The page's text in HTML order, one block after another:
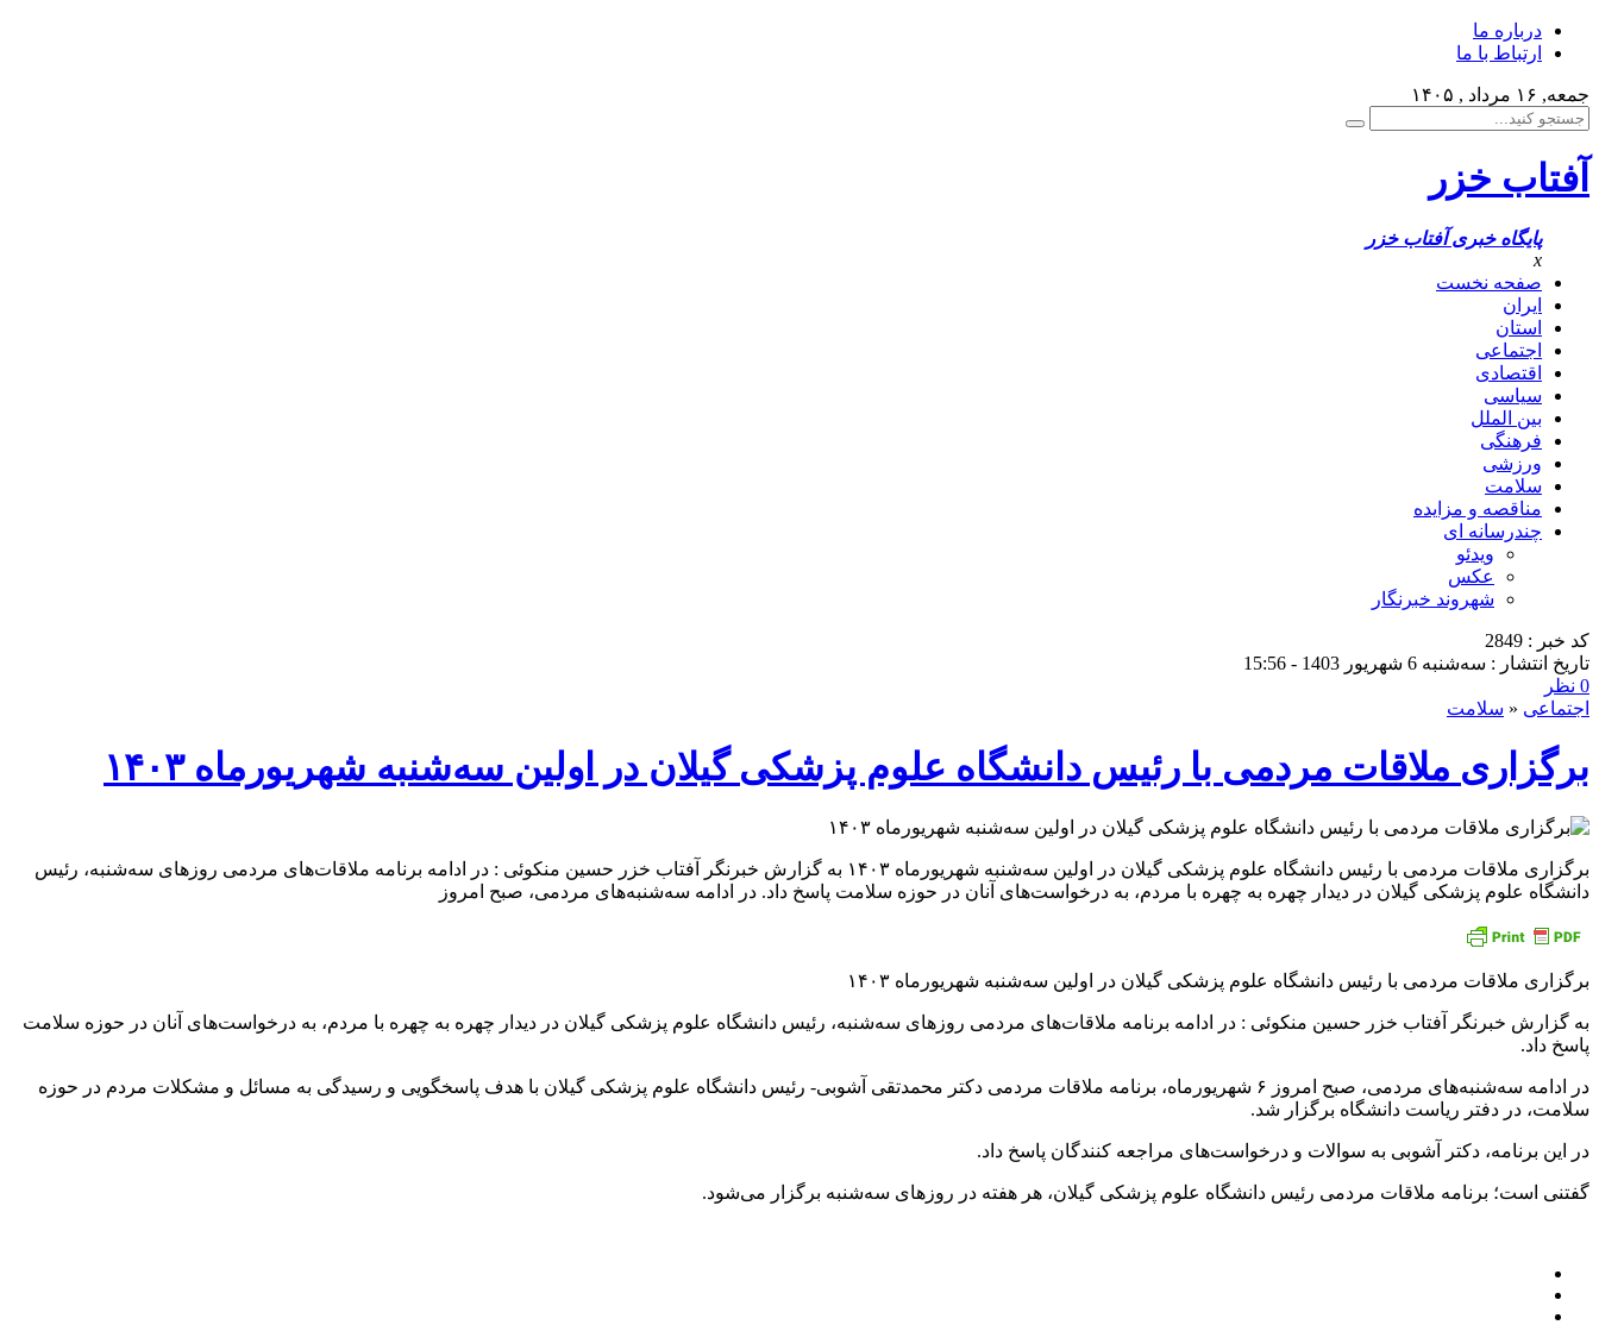
درباره ما
ارتباط با ما
جمعه, ۱۶ مرداد , ۱۴۰۵
آفتاب خزر
پایگاه خبری آفتاب خزر
x
صفحه نخست
ایران
استان
اجتماعی
اقتصادی
سیاسی
بین الملل
فرهنگی
ورزشی
سلامت
مناقصه و مزایده
چندرسانه ای
ویدئو
عکس
شهروند خبرنگار
کد خبر : 2849
تاریخ انتشار : سه‌شنبه 6 شهریور 1403 - 15:56
0 نظر
اجتماعی « سلامت
برگزاری ملاقات مردمی با رئیس دانشگاه علوم پزشکی گیلان در اولین سه‌شنبه‌ شهریورماه ۱۴۰۳
برگزاری ملاقات مردمی با رئیس دانشگاه علوم پزشکی گیلان در اولین سه‌شنبه‌ شهریورماه ۱۴۰۳ به گزارش خبرنگر آفتاب خزر حسین منکوئی : در ادامه برنامه ملاقات‌های مردمی روزهای سه‌شنبه، رئیس
دانشگاه علوم پزشکی گیلان در دیدار چهره به چهره با مردم، به درخواست‌های آنان در حوزه سلامت پاسخ داد. در ادامه سه‌شنبه‌های مردمی، صبح امروز
برگزاری ملاقات مردمی با رئیس دانشگاه علوم پزشکی گیلان در اولین سه‌شنبه‌ شهریورماه ۱۴۰۳
به گزارش خبرنگر آفتاب خزر حسین منکوئی : در ادامه برنامه ملاقات‌های مردمی روزهای سه‌شنبه، رئیس دانشگاه علوم پزشکی گیلان در دیدار چهره به چهره با مردم، به درخواست‌های آنان در حوزه سلامت
پاسخ داد.
در ادامه سه‌شنبه‌های مردمی، صبح امروز ۶ شهریورماه، برنامه ملاقات مردمی دکتر محمدتقی آشوبی- رئیس دانشگاه علوم پزشکی گیلان با هدف پاسخگویی و رسیدگی به مسائل و مشکلات مردم در حوزه
سلامت، در دفتر ریاست دانشگاه برگزار شد.
در این برنامه، دکتر آشوبی به سوالات و درخواست‌های مراجعه کنندگان پاسخ داد.
گفتنی است؛ برنامه ملاقات مردمی رئیس دانشگاه علوم پزشکی گیلان، هر هفته در روزهای سه‌شنبه برگزار می‌شود.